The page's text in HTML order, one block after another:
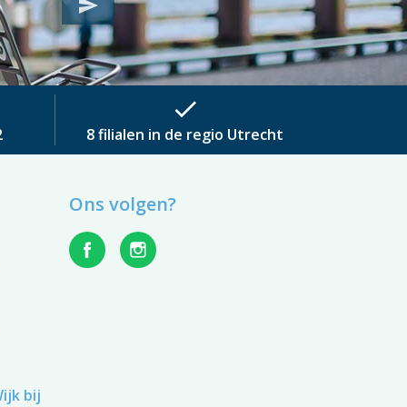
send
check
8 filialen in de regio Utrecht
bij
Ons volgen?